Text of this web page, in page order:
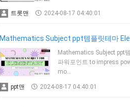
트롯맨 2024-08-17 04:40:01
Mathematics Subject ppt템플릿테마
Mathematics Subject ppt
파워포인트 to impress
mo…
ppt맨 2024-08-17 04:40:01